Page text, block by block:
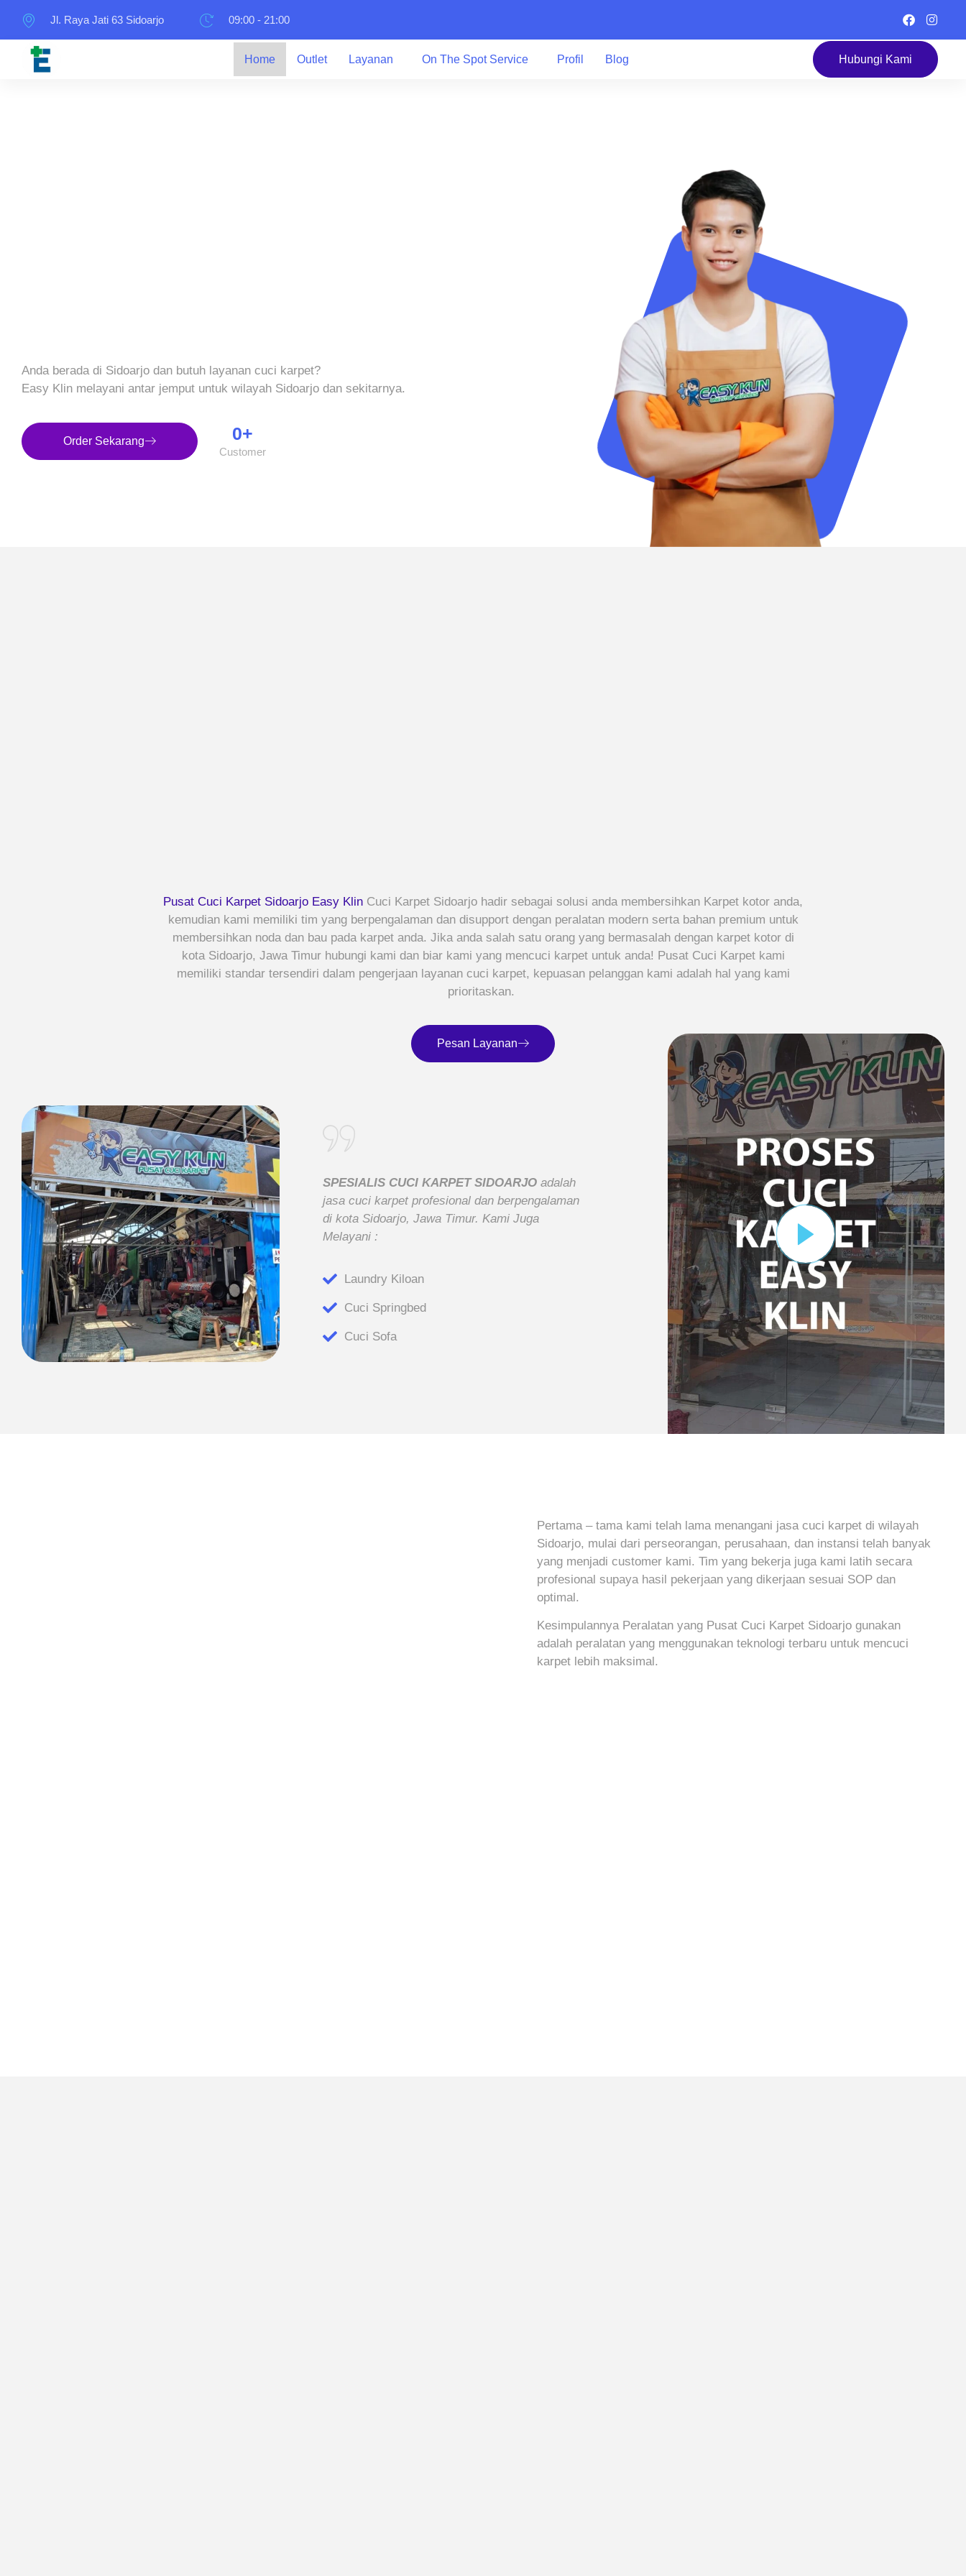
Jl. Raya Jati 63 Sidoarjo 09:00 - 21:00
Home Outlet Layanan On The Spot Service Profil Blog Hubungi Kami
Anda berada di Sidoarjo dan butuh layanan cuci karpet?
Easy Klin melayani antar jemput untuk wilayah Sidoarjo dan sekitarnya.
Order Sekarang
Customer
0+
Pusat Cuci Karpet Sidoarjo Easy Klin Cuci Karpet Sidoarjo hadir sebagai solusi anda membersihkan Karpet kotor anda,
kemudian kami memiliki tim yang berpengalaman dan disupport dengan peralatan modern serta bahan premium untuk
membersihkan noda dan bau pada karpet anda. Jika anda salah satu orang yang bermasalah dengan karpet kotor di
kota Sidoarjo, Jawa Timur hubungi kami dan biar kami yang mencuci karpet untuk anda! Pusat Cuci Karpet kami
memiliki standar tersendiri dalam pengerjaan layanan cuci karpet, kepuasan pelanggan kami adalah hal yang kami
prioritaskan.
Pesan Layanan
SPESIALIS CUCI KARPET SIDOARJOadalah
jasa cuci karpet profesional dan berpengalaman
di kota Sidoarjo, Jawa Timur. Kami Juga
Melayani :
Laundry Kiloan
Cuci Springbed
Cuci Sofa
Pertama – tama kami telah lama menangani jasa cuci karpet di wilayah
Sidoarjo, mulai dari perseorangan, perusahaan, dan instansi telah banyak
yang menjadi customer kami. Tim yang bekerja juga kami latih secara
profesional supaya hasil pekerjaan yang dikerjaan sesuai SOP dan
optimal.
Kesimpulannya Peralatan yang Pusat Cuci Karpet Sidoarjo gunakan
adalah peralatan yang menggunakan teknologi terbaru untuk mencuci
karpet lebih maksimal.